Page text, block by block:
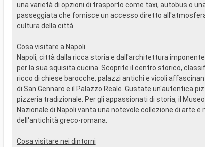
-
-
-
una varietà di opzioni di trasporto come taxi, autobus o
passeggiata che fornisce un accesso diretto
cultura della città.
Cosa visitare a Napoli
Napoli, città dalla ricca storia e dall'architettura
per la sua squisita cucina. Scoprite il centro storico,
ricco di chiese barocche, palazzi antichi e vicoli
di San Gennaro e il Palazzo Reale. Gustate un'autentica
pizzeria tradizionale. Per gli appassionati di storia, il
Nazionale di Napoli vanta una notevole collezione di arte e
dell'antichità greco-romana.
Cosa visitare nei dintorni